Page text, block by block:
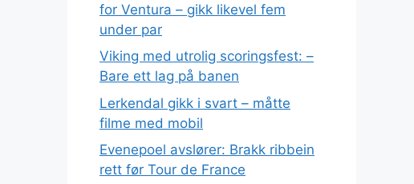
for Ventura – gikk likevel fem
under par
Viking med utrolig scoringsfest: –
Bare ett lag på banen
Lerkendal gikk i svart – måtte
filme med mobil
Evenepoel avslører: Brakk ribbein
rett før Tour de France